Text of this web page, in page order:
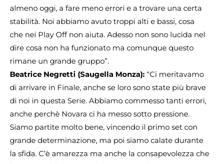
almeno oggi, a fare meno errori e a trovare una certa
stabilità. Noi abbiamo avuto troppi alti e bassi, cosa
che nei Play Off non aiuta. Adesso non sono lucida nel
dire cosa non ha funzionato ma comunque questo
rimane un grande gruppo”.
Beatrice Negretti (Saugella Monza): “Ci meritavamo
di arrivare in Finale, anche se loro sono state più brave
di noi in questa Serie. Abbiamo commesso tanti errori,
anche perchè Novara ci ha messo sotto pressione.
Siamo partite molto bene, vincendo il primo set con
grande determinazione, ma poi siamo calate durante
la sfida. C’è amarezza ma anche la consapevolezza che